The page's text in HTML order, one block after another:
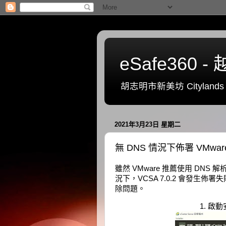
eSafe360 -
胡志明市新美坊
2021年3月23日 星期二
無 DNS 情況下佈署
雖然 VMware 推薦使用 DNS 解
況下，VCSA 7.0.2 會發生佈署
除問題。
1. 啟動